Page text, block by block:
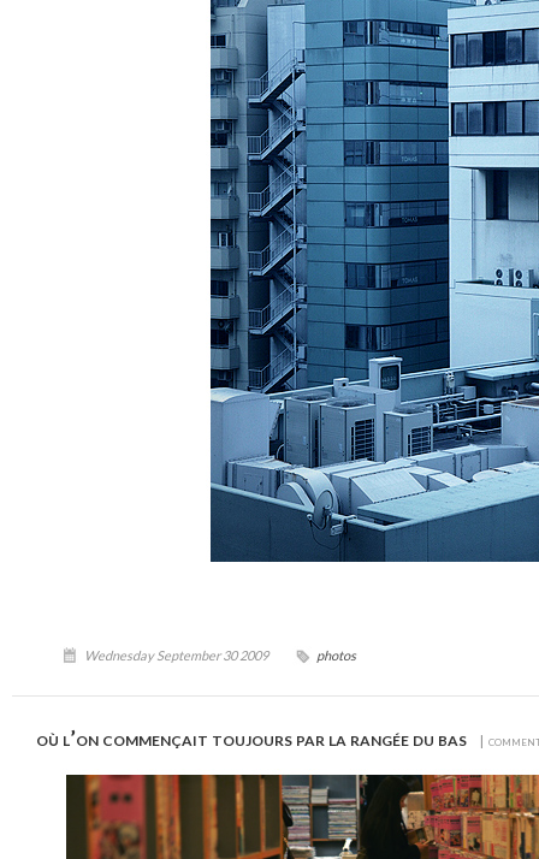
Wednesday September 30 2009 photos
où l’on commençait toujours par la rangée du bas |